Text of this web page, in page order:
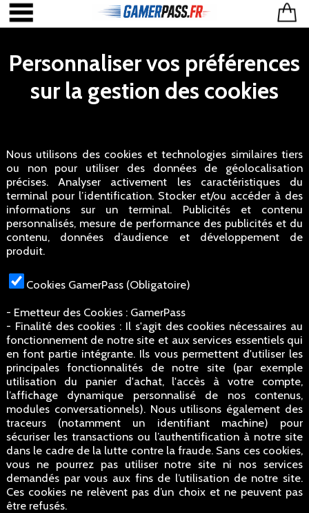
Personnaliser vos préférences
sur la gestion des cookies
Nous utilisons des cookies et technologies similaires tiers
ou non pour utiliser des données de géolocalisation
précises. Analyser activement les caractéristiques du
terminal pour l’identification. Stocker et/ou accéder à des
informations sur un terminal. Publicités et contenu
personnalisés, mesure de performance des publicités et du
contenu, données d’audience et développement de
produit.
Cookies GamerPass (Obligatoire)
- Emetteur des Cookies : GamerPass
- Finalité des cookies : Il s'agit des cookies nécessaires au
fonctionnement de notre site et aux services essentiels qui
en font partie intégrante. Ils vous permettent d'utiliser les
principales fonctionnalités de notre site (par exemple
utilisation du panier d'achat, l'accès à votre compte,
l’affichage dynamique personnalisé de nos contenus,
modules conversationnels). Nous utilisons également des
traceurs (notamment un identifiant machine) pour
sécuriser les transactions ou l’authentification à notre site
dans le cadre de la lutte contre la fraude. Sans ces cookies,
vous ne pourrez pas utiliser notre site ni nos services
demandés par vous aux fins de l’utilisation de notre site.
Ces cookies ne relèvent pas d’un choix et ne peuvent pas
être refusés.